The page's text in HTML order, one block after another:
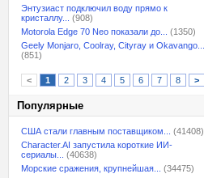
Энтузиаст подключил воду прямо к
кристаллу...
(908)
Motorola Edge 70 Neo показали до...
(1350)
Geely Monjaro, Coolray, Cityray и Okavango...
(851)
< 1 2 3 4 5 6 7 8 >
Популярные
США стали главным поставщиком...
(41408)
Character.AI запустила короткие ИИ-
сериалы...
(40638)
Морские сражения, крупнейшая...
(34475)